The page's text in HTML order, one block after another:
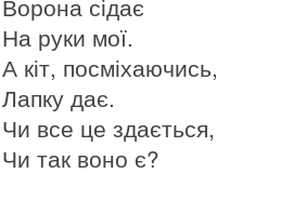
На руки мої.
А кіт, посміхаючись,
Лапку дає.
Чи все це здається,
Чи так воно є?